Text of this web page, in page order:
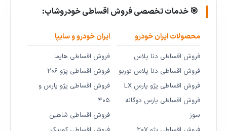
🎯 خدمات تخصصی فروش اقساطی خودروشاپ:
محصولات ایران خودرو
فروش اقساطی دنا پلاس
فروش اقساطی دنا پلاس توربو
فروش اقساطی پژو پارس LX
فروش اقساطی پارس دوگانه
سوز
ایران خودرو و سایپا
فروش اقساطی هایما
فروش اقساطی پژو ۲۰۶
فروش اقساطی پژو پارس و
۴۰۵
فروش اقساطی شاهین